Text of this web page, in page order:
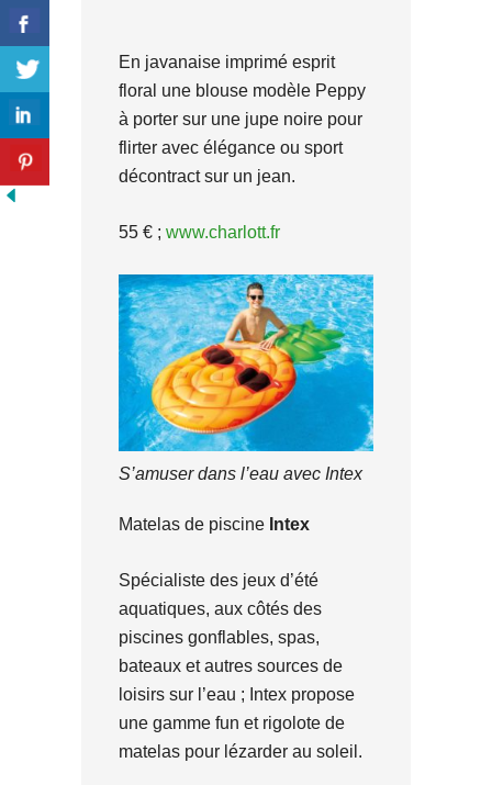
En javanaise imprimé esprit
floral une blouse modèle Peppy
à porter sur une jupe noire pour
flirter avec élégance ou sport
décontract sur un jean.
55 € ; www.charlott.fr
S’amuser dans l’eau avec Intex
Matelas de piscine Intex
Spécialiste des jeux d’été
aquatiques, aux côtés des
piscines gonflables, spas,
bateaux et autres sources de
loisirs sur l’eau ; Intex propose
une gamme fun et rigolote de
matelas pour lézarder au soleil.